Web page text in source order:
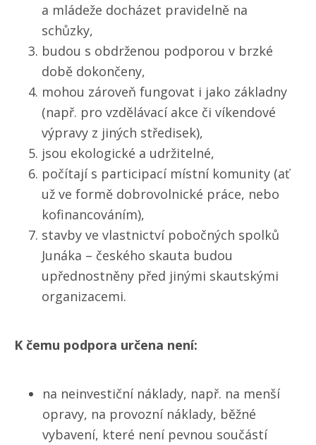
a mládeže docházet pravidelně na
schůzky,
budou s obdrženou podporou v brzké
době dokončeny,
mohou zároveň fungovat i jako základny
(např. pro vzdělávací akce či víkendové
výpravy z jiných středisek),
jsou ekologické a udržitelné,
počítají s participací místní komunity (ať
už ve formě dobrovolnické práce, nebo
kofinancováním),
stavby ve vlastnictví pobočných spolků
Junáka – českého skauta budou
upřednostněny před jinými skautskými
organizacemi.
K čemu podpora určena není:
na neinvestiční náklady, např. na menší
opravy, na provozní náklady, běžné
vybavení, které není pevnou součástí